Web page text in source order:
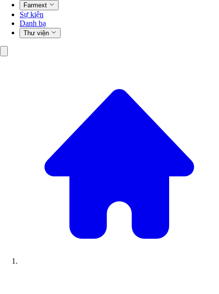
Farmext
Sự kiện
Danh bạ
Thư viện